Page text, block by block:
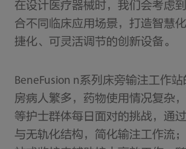
在设计医疗器械时，我们会考虑
合不同临床应用场景，打造智慧
捷化、可灵活调节的创新设备。
BeneFusion n系列床旁输注工作
房病人繁多，药物使用情况复杂
等护士群体每日面对的挑战，通
与无轨化结构，简化输注工作流